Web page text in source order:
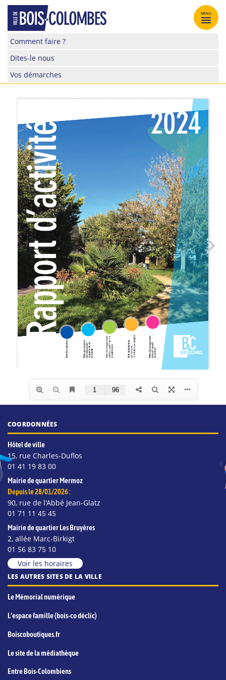
Skip
content
Site
de
la
Comment faire ?
Dites-le nous
Vos démarches
MENU
COORDONNÉES
Hôtel de ville
15, rue Charles-Duflos
01 41 19 83 00
Mairie de quartier Mermoz
Depuis le 28/01/2026 :
90, rue de l'Abbé Jean-Glatz
01 71 11 45 45
Mairie de quartier Les Bruyères
2, allée Marc-Birkigt
01 56 83 75 10
Voir les horaires
LES AUTRES SITES DE LA VILLE
Le Mémorial numérique
L’espace famille (bois-co déclic)
Boiscoboutiques.fr
Le site de la médiathèque
Entre Bois-Colombiens